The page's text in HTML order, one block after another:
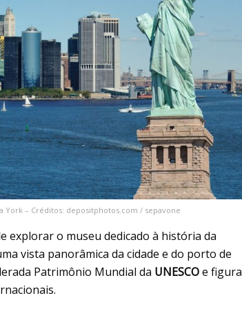
York – Créditos: depositphotos.com / sepavone
explorar o museu dedicado à história da
vista panorâmica da cidade e do porto de
Patrimônio Mundial da UNESCOe figura